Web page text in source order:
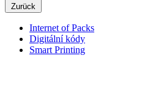
Zurück
Internet of Packs
Digitální kódy
Smart Printing